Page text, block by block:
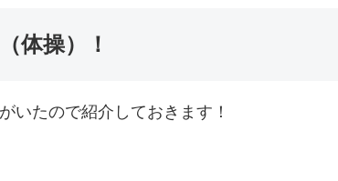
体操）！
いたので紹介しておきます！